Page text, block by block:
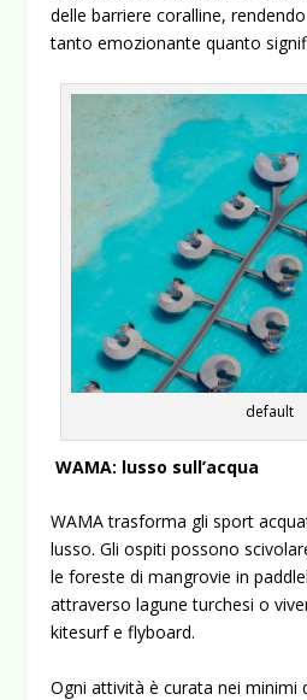
delle barriere coralline,
tanto emozionante quanto
default
WAMA: lusso sull’acqua
WAMA trasforma gli sport
lusso. Gli ospiti possono
le foreste di mangrovie in
attraverso lagune turchesi o
kitesurf e flyboard.
Ogni attività è curata nei minimi